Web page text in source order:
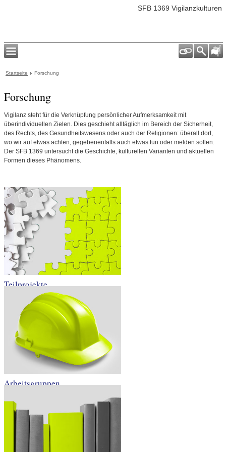
SFB 1369 Vigilanzkulturen
Startseite Forschung
Forschung
Vigilanz steht für die Verknüpfung persönlicher Aufmerksamkeit mit
überindividuellen Zielen. Dies geschieht alltäglich im Bereich der Sicherheit,
des Rechts, des Gesundheitswesens oder auch der Religionen: überall dort,
wo wir auf etwas achten, gegebenenfalls auch etwas tun oder melden sollen.
Der SFB 1369 untersucht die Geschichte, kulturellen Varianten und aktuellen
Formen dieses Phänomens.
Teilprojekte
Arbeitsgruppen